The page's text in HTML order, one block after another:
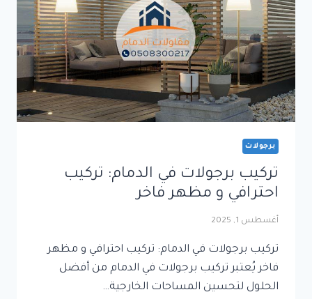
برجولات
تركيب برجولات في الدمام: تركيب
احترافي و مظهر فاخر
أغسطس 1, 2025
تركيب برجولات في الدمام: تركيب احترافي و مظهر
فاخر يُعتبر تركيب برجولات في الدمام من أفضل
الحلول لتحسين المساحات الخارجية…